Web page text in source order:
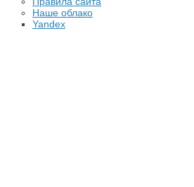
Наше облако
Yandex